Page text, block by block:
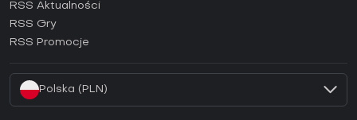
Jak aktywować klucz Ubisoft Connect (CD Key)?
RSS Aktualności
RSS Gry
RSS Promocje
Polska (PLN)